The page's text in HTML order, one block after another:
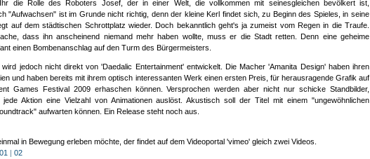
und kontaktiere uns, sollten Fragen sein!
die Rolle des Roboters Josef, der in einer Welt, die vollkommen mit seinesgleichen bevölkert ist,
"Aufwachsen" ist im Grunde nicht richtig, denn der kleine Kerl findet sich, zu Beginn des Spieles, in seine
auf dem städtischen Schrottplatz wieder. Doch bekanntlich geht's ja zumeist vom Regen in die Traufe.
dass ihn anscheinend niemand mehr haben wollte, muss er die Stadt retten. Denn eine geheime
einen Bombenanschlag auf den Turm des Bürgermeisters.
jedoch nicht direkt von 'Daedalic Entertainment' entwickelt. Die Macher 'Amanita Design' haben ihren
und haben bereits mit ihrem optisch interessanten Werk einen ersten Preis, für herausragende Grafik auf
Games Festival 2009 erhaschen können. Versprochen werden aber nicht nur schicke Standbilder,
Aktion eine Vielzahl von Animationen auslöst. Akustisch soll der Titel mit einem "ungewöhnlichen
aufwarten können. Ein Release steht noch aus.
in Bewegung erleben möchte, der findet auf dem Videoportal 'vimeo' gleich zwei Videos.
01 | 02